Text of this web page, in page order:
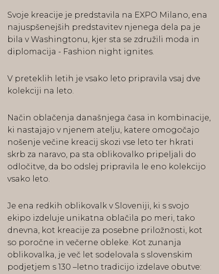
Svoje kreacije je predstavila na EXPO Milano, ena
najuspšenejših predstavitev njenega dela pa je
bila v Washingtonu, kjer sta se združili moda in
diplomacija - Fashion night ignites.
V preteklih letih je vsako leto pripravila vsaj dve
kolekciji na leto.
Način oblačenja današnjega časa in kombinacije,
ki nastajajo v njenem atelju, katere omogočajo
nošenje večine kreacij skozi vse leto ter hkrati
skrb za naravo, pa sta oblikovalko pripeljali do
odločitve, da bo odslej pripravila le eno kolekcijo
vsako leto.
Je ena redkih oblikovalk v Sloveniji, ki s svojo
ekipo izdeluje unikatna oblačila po meri, tako
dnevna, kot kreacije za posebne priložnosti, kot
so poročne in večerne obleke. Kot zunanja
oblikovalka, je več let sodelovala s slovenskim
podjetjem s 130 –letno tradicijo izdelave obutve: